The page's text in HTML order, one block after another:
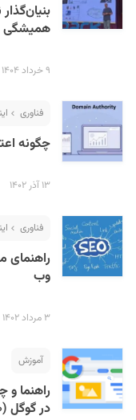
همیشگی
۹ خرداد ۱۴۰۴
فناوری
چگونه
۱۳ آذر ۱۴۰۲
فناوری
وب
۳ مرداد ۱۴۰۲
آموزش
راهنما
در گوگل (۲۰۰ نکته کلیدی)